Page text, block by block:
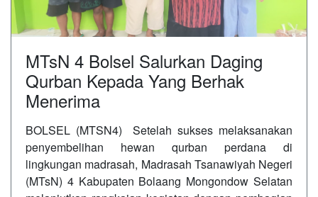
MTsN 4 Bolsel Salurkan Daging
Qurban Kepada Yang Berhak
Menerima
BOLSEL (MTSN4) Setelah sukses melaksanakan
penyembelihan hewan qurban perdana di
lingkungan madrasah, Madrasah Tsanawiyah Negeri
(MTsN) 4 Kabupaten Bolaang Mongondow Selatan